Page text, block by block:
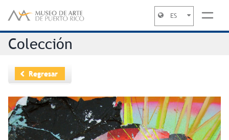
ES
Colección
Regresar